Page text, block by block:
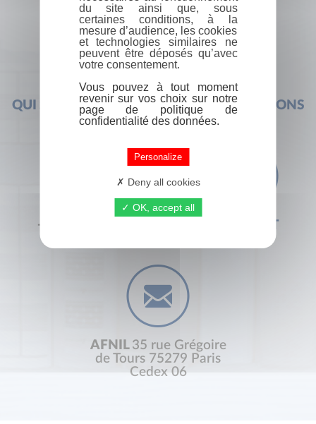
QUI SOMMES-NOUS ?FOIRE AUX QUESTIONS
+33 (0) 1 44 41 29 19 CONTACT
AFNIL 35 rue Grégoire
de Tours 75279 Paris
Cedex 06
du site ainsi que, sous
certaines conditions, à la
mesure d’audience, les cookies
et technologies similaires ne
peuvent être déposés qu’avec
votre consentement.
Vous pouvez à tout moment
revenir sur vos choix sur notre
page de politique de
confidentialité des données.
Personalize
Deny all cookies
OK, accept all